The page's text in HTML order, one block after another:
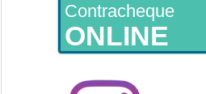
Contracheque
ONLINE